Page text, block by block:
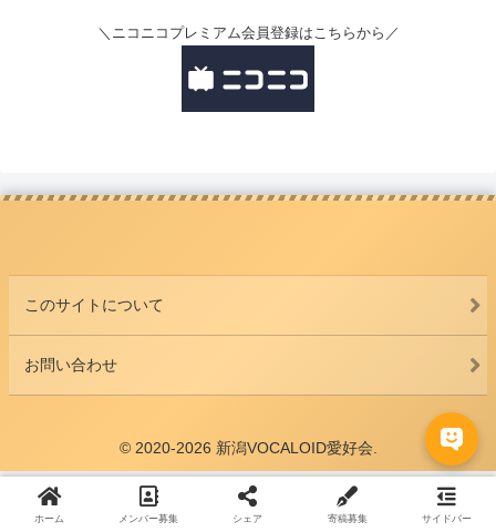
＼ニコニコプレミアム会員登録はこちらから／
このサイトについて
お問い合わせ
© 2020-2026 新潟VOCALOID愛好会.
ホーム メンバー募集 シェア 寄稿募集 サイドバー